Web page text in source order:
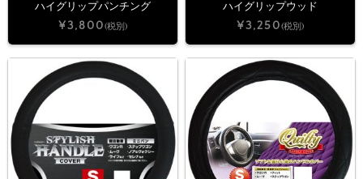
ハイグリップパンチング
¥3,800(税別)
ハイグリップウッド
¥3,250(税別)